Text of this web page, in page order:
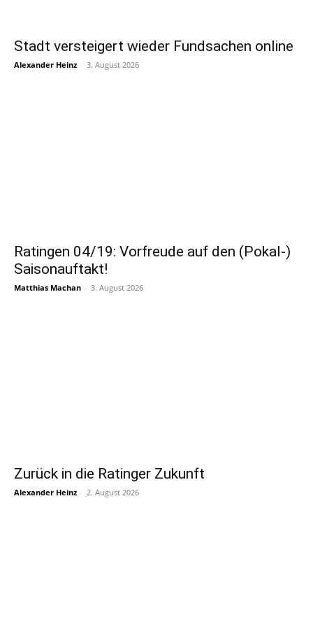
Stadt versteigert wieder Fundsachen online
Alexander Heinz - 3. August 2026
Ratingen 04/19: Vorfreude auf den (Pokal-)
Saisonauftakt!
Matthias Machan - 3. August 2026
Zurück in die Ratinger Zukunft
Alexander Heinz - 2. August 2026